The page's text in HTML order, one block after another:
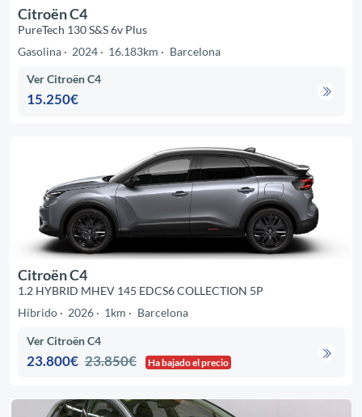
Citroën C4
PureTech 130 S&S 6v Plus
Gasolina
2024 16.183km Barcelona
Ver Citroën C4
15.250€
Citroën C4
1.2 HYBRID MHEV 145 EDCS6 COLLECTION 5P
Híbrido
2026 1km Barcelona
Ver Citroën C4
23.800€ 23.850€ Ha bajado el precio